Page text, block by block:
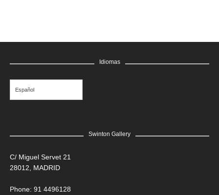
Idiomas
Español
Swinton Gallery
C/ Miguel Servet 21
28012, MADRID
Phone: 91 4496128